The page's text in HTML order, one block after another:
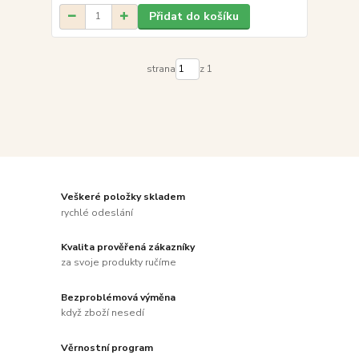
Přidat do košíku
strana z 1
Veškeré položky skladem
rychlé odeslání
Kvalita prověřená zákazníky
za svoje produkty ručíme
Bezproblémová výměna
když zboží nesedí
Věrnostní program